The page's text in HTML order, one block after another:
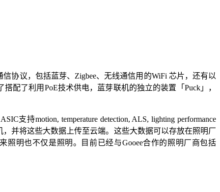
协议，包括蓝芽、Zigbee、无线通信用的WiFi 芯片，还有以
配了利用PoE技术供电，蓝芽联机的独立的装置「Puck」，
持motion, temperature detection, ALS, lighting performance
并将这些大数据上传至云端。这些大数据可以存放在照明厂
明也不仅是照明。目前已经与Gooee合作的照明厂商包括